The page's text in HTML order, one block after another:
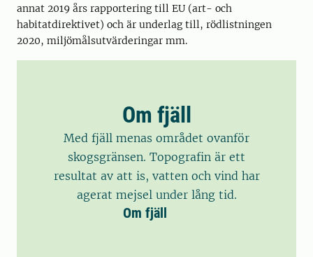
annat 2019 års rapportering till EU (art- och
habitatdirektivet) och är underlag till, rödlistningen
2020, miljömålsutvärderingar mm.
Om fjäll
Med fjäll menas området ovanför
skogsgränsen. Topografin är ett
resultat av att is, vatten och vind har
agerat mejsel under lång tid.
Om fjäll